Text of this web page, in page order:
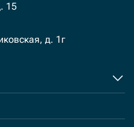
15
д. 1г